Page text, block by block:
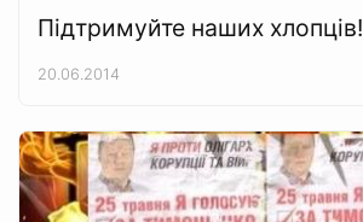
Підтримуйте наших хлопців!
20.06.2014